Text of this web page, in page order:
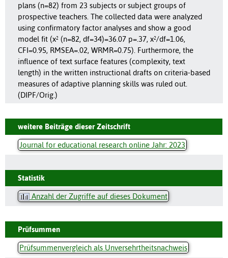
plans (n=82) from 23 subjects or subject groups of
prospective teachers. The collected data were analyzed
using confirmatory factor analyses and show a good
model fit (x² (n=82, df=34)=36.07 p=.37, x²/df=1.06,
CFI=0.95, RMSEA=.02, WRMR=0.75). Furthermore, the
influence of text surface features (complexity, text
length) in the written instructional drafts on criteria-based
measures of adaptive planning skills was ruled out.
(DIPF/Orig.)
weitere Beiträge dieser Zeitschrift
Journal for educational research online Jahr: 2023
Statistik
Anzahl der Zugriffe auf dieses Dokument
Prüfsummen
Prüfsummenvergleich als Unversehrtheitsnachweis